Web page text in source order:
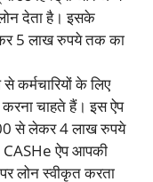
देता है। इसके
5 लाख रुपये तक का
कर्मचारियों के लिए
करना चाहते हैं। इस ऐप
से लेकर 4 लाख रुपये
ऐप आपकी
लोन स्वीकृत करता